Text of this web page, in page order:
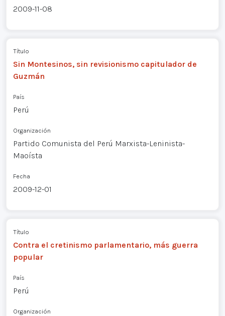
2009-11-08
Título
Sin Montesinos, sin revisionismo capitulador de
Guzmán
País
Perú
Organización
Partido Comunista del Perú Marxista-Leninista-
Maoísta
Fecha
2009-12-01
Título
Contra el cretinismo parlamentario, más guerra
popular
País
Perú
Organización